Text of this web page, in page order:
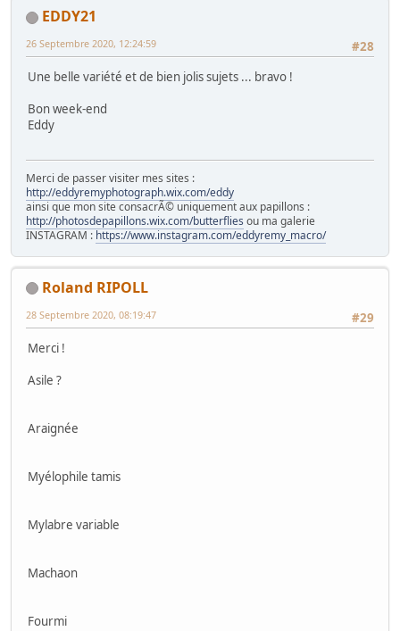
EDDY21
#28
26 Septembre 2020, 12:24:59
Une belle variété et de bien jolis sujets ... bravo !
Bon week-end
Eddy
Merci de passer visiter mes sites :
http://eddyremyphotograph.wix.com/eddy
ainsi que mon site consacrÃ© uniquement aux papillons :
http://photosdepapillons.wix.com/butterflies ou ma galerie
INSTAGRAM : https://www.instagram.com/eddyremy_macro/
Roland RIPOLL
#29
28 Septembre 2020, 08:19:47
Merci !
Asile ?
Araignée
Myélophile tamis
Mylabre variable
Machaon
Fourmi